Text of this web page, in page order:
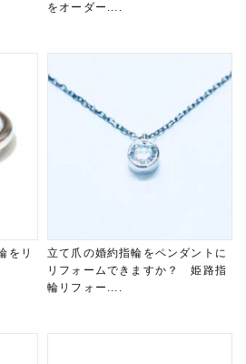
をオーダー....
をリ
立て爪の婚約指輪をペンダントに
リフォームできますか？ 姫路指
輪リフォー....